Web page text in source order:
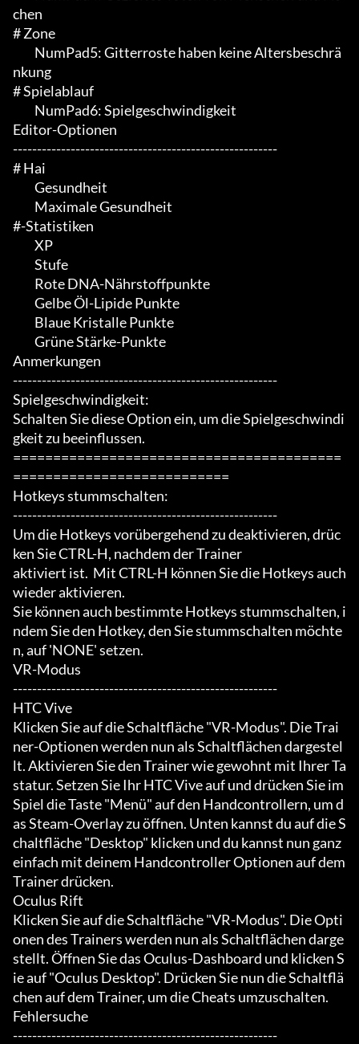
chen
# Zone
nkung
# Spielablauf
Editor-Optionen
-------------------------------------------------------
# Hai
#-Statistiken
Anmerkungen
-------------------------------------------------------
Spielgeschwindigkeit:
Schalten Sie diese Option ein, um die Spielgeschwindi
gkeit zu beeinflussen.
=========================================
===========================
Hotkeys stummschalten:
-------------------------------------------------------
Um die Hotkeys vorübergehend zu deaktivieren, drüc
ken Sie CTRL-H, nachdem der Trainer
aktiviert ist.  Mit CTRL-H können Sie die Hotkeys auch
wieder aktivieren.
Sie können auch bestimmte Hotkeys stummschalten, i
ndem Sie den Hotkey, den Sie stummschalten möchte
n, auf 'NONE' setzen.
VR-Modus
-------------------------------------------------------
HTC Vive
Klicken Sie auf die Schaltfläche "VR-Modus". Die Trai
ner-Optionen werden nun als Schaltflächen dargestel
lt. Aktivieren Sie den Trainer wie gewohnt mit Ihrer Ta
statur. Setzen Sie Ihr HTC Vive auf und drücken Sie im
Spiel die Taste "Menü" auf den Handcontrollern, um d
as Steam-Overlay zu öffnen. Unten kannst du auf die S
chaltfläche "Desktop" klicken und du kannst nun ganz
einfach mit deinem Handcontroller Optionen auf dem
Trainer drücken.
Oculus Rift
Klicken Sie auf die Schaltfläche "VR-Modus". Die Opti
onen des Trainers werden nun als Schaltflächen darge
stellt. Öffnen Sie das Oculus-Dashboard und klicken S
ie auf "Oculus Desktop". Drücken Sie nun die Schaltflä
chen auf dem Trainer, um die Cheats umzuschalten.
Fehlersuche
-------------------------------------------------------